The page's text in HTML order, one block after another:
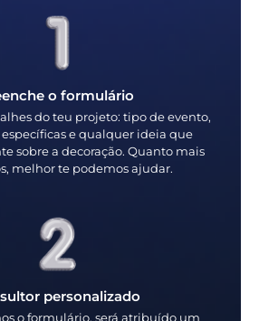
o formulário
do teu projeto: tipo de evento,
específicas e qualquer ideia que
sobre a decoração. Quanto mais
melhor te podemos ajudar.
personalizado
o formulário, será atribuído um